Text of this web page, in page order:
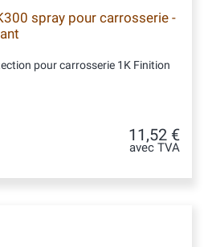
spray pour carrosserie -
pour carrosserie 1K Finition
11,52 €
avec TVA